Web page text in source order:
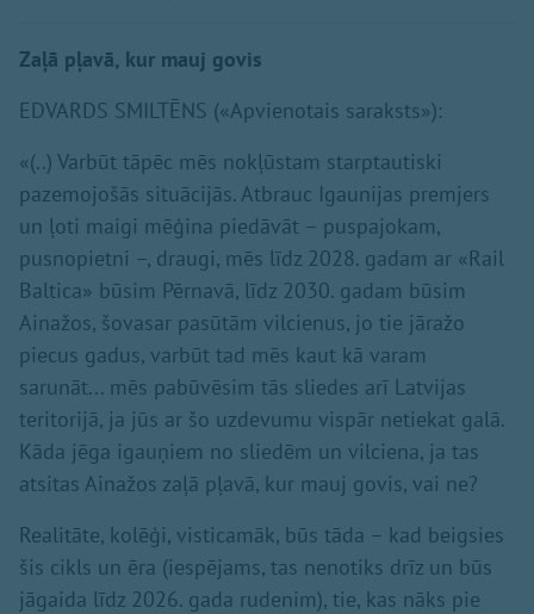
Zaļā pļavā, kur mauj govis
EDVARDS SMILTĒNS («Apvienotais saraksts»):
«(..) Varbūt tāpēc mēs nokļūstam starptautiski
pazemojošās situācijās. Atbrauc Igaunijas premjers
un ļoti maigi mēģina piedāvāt – puspajokam,
pusnopietni –, draugi, mēs līdz 2028. gadam ar «Rail
Baltica» būsim Pērnavā, līdz 2030. gadam būsim
Ainažos, šovasar pasūtām vilcienus, jo tie jāražo
piecus gadus, varbūt tad mēs kaut kā varam
sarunāt... mēs pabūvēsim tās sliedes arī Latvijas
teritorijā, ja jūs ar šo uzdevumu vispār netiekat galā.
Kāda jēga igauņiem no sliedēm un vilciena, ja tas
atsitas Ainažos zaļā pļavā, kur mauj govis, vai ne?
Realitāte, kolēģi, visticamāk, būs tāda – kad beigsies
šis cikls un ēra (iespējams, tas nenotiks drīz un būs
jāgaida līdz 2026. gada rudenim), tie, kas nāks pie